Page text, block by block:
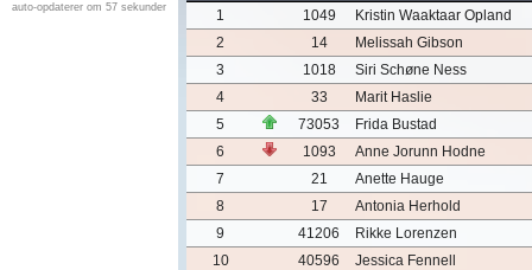
auto-opdaterer om 57 sekunder
1
1049
Kristin Waaktaar Opland
2
14
Melissah Gibson
3
1018
Siri Schøne Ness
4
33
Marit Haslie
5
73053
Frida Bustad
6
1093
Anne Jorunn Hodne
7
21
Anette Hauge
8
17
Antonia Herhold
9
41206
Rikke Lorenzen
10
40596 Jessica Fennell